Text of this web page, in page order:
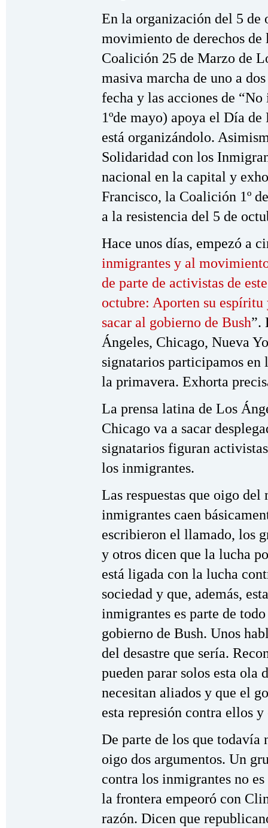
En la organización del 5 de
movimiento de derechos
Coalición 25 de Marzo de
masiva marcha de uno a
fecha y las acciones de
1ºde mayo) apoya el Día
está organizándolo.
Solidaridad con los
nacional en la capital y
Francisco, la Coalición 1º
a la resistencia del 5 de
Hace unos días, empezó a
inmigrantes y al
de parte de activistas de
octubre: Aporten su
sacar al gobierno de Bush”.
Ángeles, Chicago, Nueva
signatarios participamos en
la primavera. Exhorta
La prensa latina de Los
Chicago va a sacar
signatarios figuran
los inmigrantes.
Las respuestas que oigo
inmigrantes caen
escribieron el llamado, los
y otros dicen que la lucha
está ligada con la lucha
sociedad y que, además,
inmigrantes es parte de
gobierno de Bush. Unos
del desastre que sería.
pueden parar solos esta ola
necesitan aliados y que el
esta represión contra ellos
De parte de los que todavía
oigo dos argumentos. Un
contra los inmigrantes no
la frontera empeoró con
razón. Dicen que